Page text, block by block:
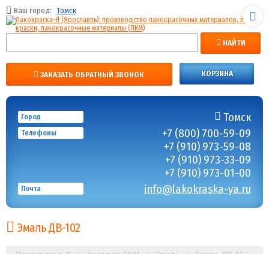
Ваш город: Томск
НАЙТИ
ЗАКАЗАТЬ ОБРАТНЫЙ ЗВОНОК КОРЗИНА
Город Томск
Телефоны
+7 (800) 700-59-09
+7 (910) 973-59-08
+7 (910) 973-33-09
+7 (910) 973-01-00
Почта info@lakokraska-ya.ru
Эмаль ДВ-102